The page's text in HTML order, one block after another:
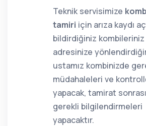
Teknik servisimize
tamiri için arıza kaydı
bildirdiğiniz
adresinize
ustamız kombinizde
müdahaleleri ve
yapacak, tamirat
gerekli bilgilendirmeleri
yapacaktır.